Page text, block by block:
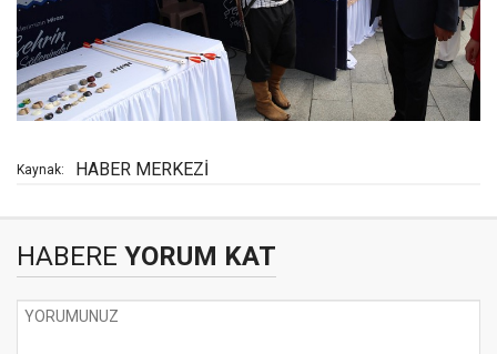
Kaynak: HABER MERKEZİ
HABERE YORUM KAT